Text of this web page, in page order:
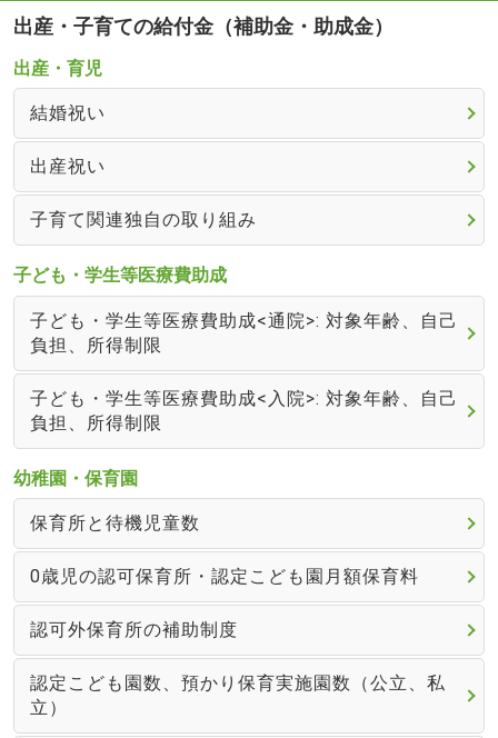
出産・子育ての給付金（補助金・助成金）
出産・育児
結婚祝い
出産祝い
子育て関連独自の取り組み
子ども・学生等医療費助成
子ども・学生等医療費助成<通院>: 対象年齢、自己
負担、所得制限
子ども・学生等医療費助成<入院>: 対象年齢、自己
負担、所得制限
幼稚園・保育園
保育所と待機児童数
0歳児の認可保育所・認定こども園月額保育料
認可外保育所の補助制度
認定こども園数、預かり保育実施園数（公立、私
立）